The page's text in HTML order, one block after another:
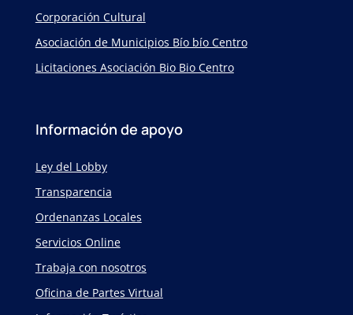
Corporación Cultural
Asociación de Municipios Bío bío Centro
Licitaciones Asociación Bio Bio Centro
Información de apoyo
Ley del Lobby
Transparencia
Ordenanzas Locales
Servicios Online
Trabaja con nosotros
Oficina de Partes Virtual